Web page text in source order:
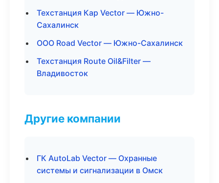
Техстанция Кар Vector — Южно-
Сахалинск
ООО Road Vector — Южно-Сахалинск
Техстанция Route Oil&Filter —
Владивосток
Другие компании
ГК AutoLab Vector — Охранные
системы и сигнализации в Омск